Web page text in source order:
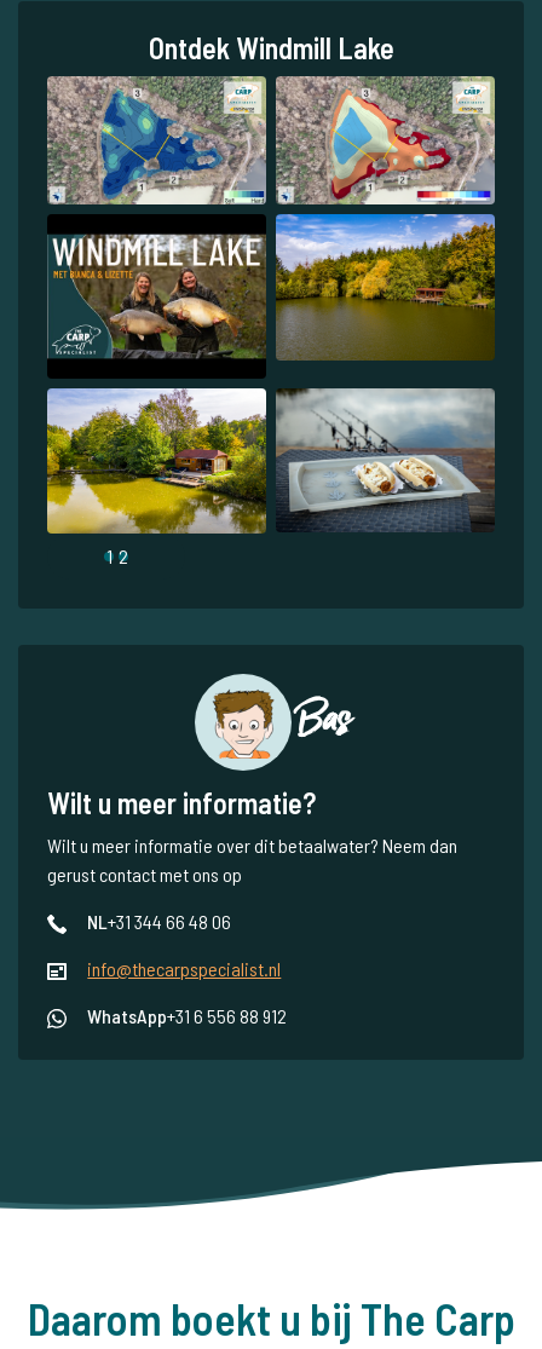
Ontdek Windmill Lake
1 2
Bas
Wilt u meer informatie?
Wilt u meer informatie over dit betaalwater? Neem dan
gerust contact met ons op
NL+31 344 66 48 06
info@thecarpspecialist.nl
WhatsApp+31 6 556 88 912
Daarom boekt u bij The Carp